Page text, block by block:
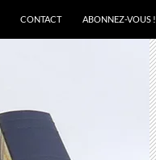
CONTACT ABONNEZ-VOUS !